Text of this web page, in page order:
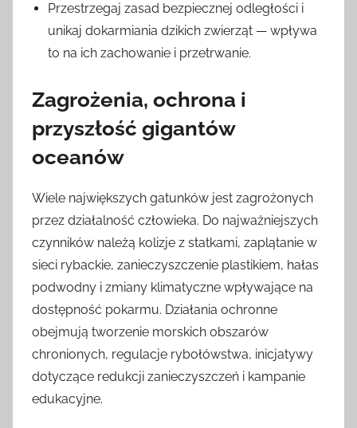
Przestrzegaj zasad bezpiecznej odległości i
unikaj dokarmiania dzikich zwierząt — wpływa
to na ich zachowanie i przetrwanie.
Zagrożenia, ochrona i
przyszłość gigantów
oceanów
Wiele największych gatunków jest zagrożonych
przez działalność człowieka. Do najważniejszych
czynników należą kolizje z statkami, zaplątanie w
sieci rybackie, zanieczyszczenie plastikiem, hałas
podwodny i zmiany klimatyczne wpływające na
dostępność pokarmu. Działania ochronne
obejmują tworzenie morskich obszarów
chronionych, regulacje rybołówstwa, inicjatywy
dotyczące redukcji zanieczyszczeń i kampanie
edukacyjne.